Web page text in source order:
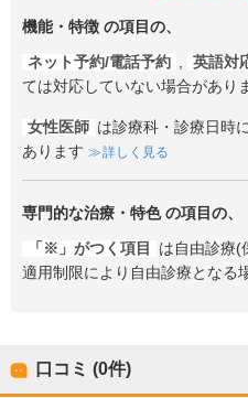
機能・特徴 の項目の、
ネット予約/電話予約 英語対
ては対応していない場合があり
女性医師 は診療科・診療日時
あります
詳しく見る
専門的な治療・特色の項目の、
「※」がつく項目
は自由診療(
適用制限により自由診療となる
口コミ (0件)